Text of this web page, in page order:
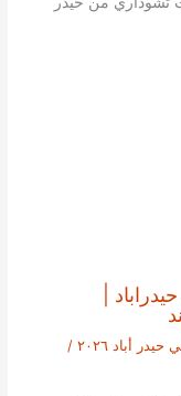
|
أباد ٢٠٢٦
/